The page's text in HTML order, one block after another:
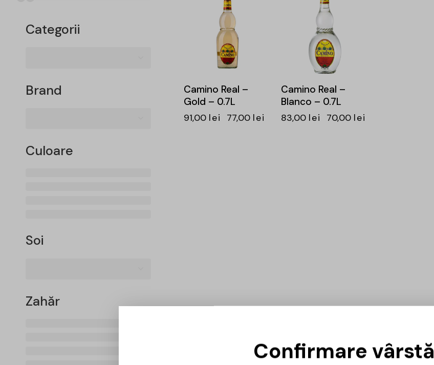
Camino Real –
Gold – 0.7L
91,00 lei 77,00 lei
Camino Real –
Blanco – 0.7L
83,00 lei 70,00 lei
Categorii
Brand
Culoare
Soi
Zahăr
Confirmare vârstă